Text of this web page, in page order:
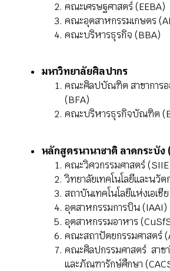
คณะเศรษฐศาสตร์ (EEBA)
คณะอุตสาหกรรมเกษตร
คณะบริหารธุรกิจ (BBA)
มหาวิทยาลัยศิลปากร
คณะศิลปบัณฑิต สาขาการ
(BFA)
คณะบริหารธุรกิจบัณฑิต
หลักสูตรนานาชาติ ลาดกระบัง
คณะวิศวกรรมศาสตร์
วิทยาลัยเทคโนโลยีและนวั
สถาบันเทคโนโลยีแห่งเอเชี
อุตสาหกรรมการบิน (IAAI)
อุตสาหกรรมอาหาร
คณะสถาปัตยกรรมศาสตร์
คณะศิลปกรรมศาสตร์ สาข
และภัณฑารักษ์ศึกษา